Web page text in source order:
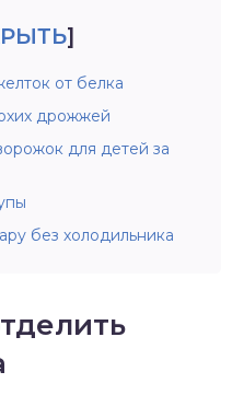
]
от белка
дрожжей
для детей за
без холодильника